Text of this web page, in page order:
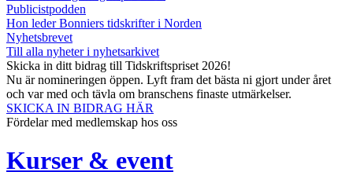
Publicistpodden
Hon leder Bonniers tidskrifter i Norden
Nyhetsbrevet
Till alla nyheter i nyhetsarkivet
Skicka in ditt bidrag till Tidskriftspriset 2026!
Nu är nomineringen öppen. Lyft fram det bästa ni gjort under året
och var med och tävla om branschens finaste utmärkelser.
SKICKA IN BIDRAG HÄR
Fördelar med medlemskap hos oss
Kurser & event